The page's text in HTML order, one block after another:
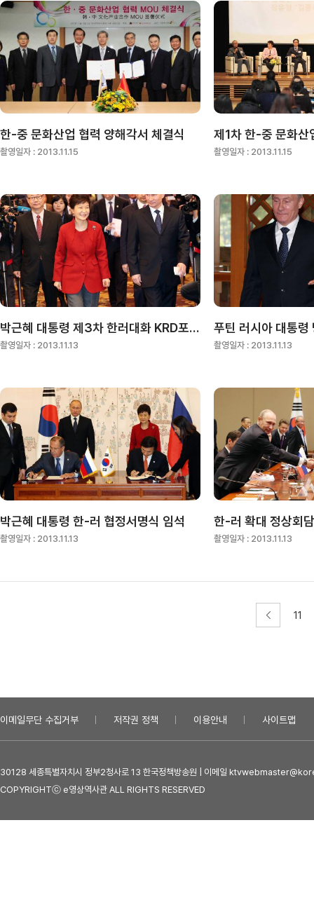
한-중 문화산업 협력 양해각서 체결식
촬영일자 : 2013.11.15
제1차 한-중 문화산
촬영일자 : 2013.11.15
박근혜 대통령 제3차 한러대화 KRD포럼 폐막식
촬영일자 : 2013.11.13 촬영일자 : 2013.11.13
박근혜 대통령 한-러 협정서명식 임석
촬영일자 : 2013.11.13
한-러 확대 정상회담
촬영일자 : 2013.11.13
11
이메일무단 수집거부 저작권 정책 이용안내 사이트맵
30128 세종특별자치시 정부2청사로 13 한국정책방송원 | 이메일
COPYRIGHTⓒ e영상역사관 ALL RIGHTS RESERVED